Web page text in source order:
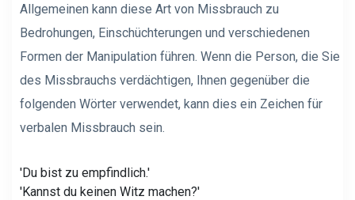
Allgemeinen kann diese Art von Missbrauch zu
Bedrohungen, Einschüchterungen und verschiedenen
Formen der Manipulation führen. Wenn die Person, die Sie
des Missbrauchs verdächtigen, Ihnen gegenüber die
folgenden Wörter verwendet, kann dies ein Zeichen für
verbalen Missbrauch sein.
'Du bist zu empfindlich.'
'Kannst du keinen Witz machen?'